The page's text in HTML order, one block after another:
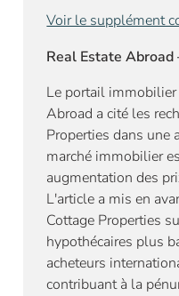
Voir le supplément
Real Estate
Le portail
Abroad a cité les
Properties dans une
marché immobilier
augmentation des
L'article a mis en
Cottage Properties
hypothécaires plus
acheteurs
contribuant à la